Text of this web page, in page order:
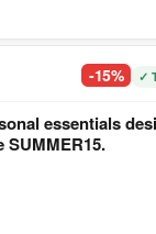
-15% ✓
essentials